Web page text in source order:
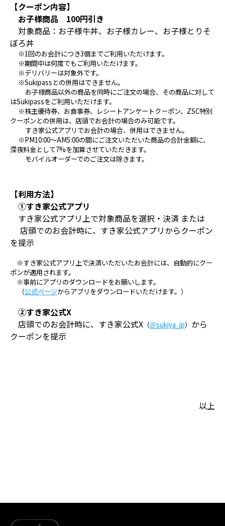
【クーポン内容】
お子様商品 100円引き
対象商品：お子様牛丼、お子様カレー、お子様とりそ
ぼろ丼
※1回のお会計につき3個までご利用いただけます。
※期間中は何度でもご利用いただけます。
※デリバリーは対象外です。
※Sukipassとの併用はできません。
お子様商品以外の商品を同時にご注文の場合、その商品に対して
はSukipassをご利用いただけます。
※株主優待券、お食事券、レシートアンケートクーポン、ZSC特別
クーポンとの併用は、店頭でお会計の場合のみ可能です。
すき家公式アプリでお会計の場合、併用はできません。
※PM10:00～AM5:00の間にご注文いただいた商品の合計金額に、
深夜料金として7%を加算させていただきます。
モバイルオーダーでのご注文は除きます。
【利用方法】
①すき家公式アプリ
すき家公式アプリ上で対象商品を選択・決済 または
店頭でのお会計時に、すき家公式アプリからクーポン
を提示
※すき家公式アプリ上で決済いただいたお会計には、自動的にクー
ポンが適用されます。
※事前にアプリのダウンロードをお願いします。
（公式ページからアプリをダウンロードいただけます。）
②すき家公式X
店頭でのお会計時に、すき家公式X （＠sukiya_jp） から
クーポンを提示
以上